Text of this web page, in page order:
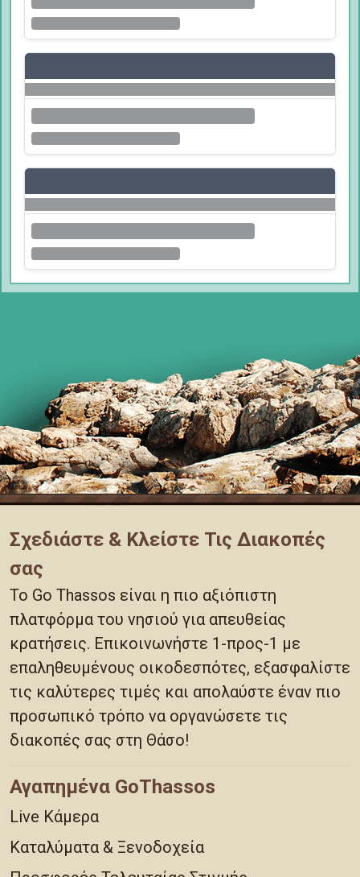
Σχεδιάστε & Κλείστε Τις Διακοπές
σας
Το Go Thassos είναι η πιο αξιόπιστη
πλατφόρμα του νησιού για απευθείας
κρατήσεις. Επικοινωνήστε 1-προς-1 με
επαληθευμένους οικοδεσπότες, εξασφαλίστε
τις καλύτερες τιμές και απολαύστε έναν πιο
προσωπικό τρόπο να οργανώσετε τις
διακοπές σας στη Θάσο!
Αγαπημένα GoThassos
Live Κάμερα
Καταλύματα & Ξενοδοχεία